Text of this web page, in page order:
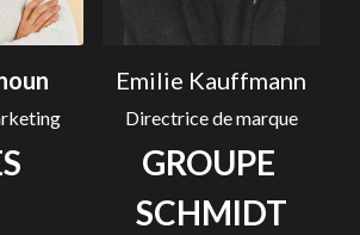
Emilie Kauffmann
Directrice de marque
GROUPE
SCHMIDT